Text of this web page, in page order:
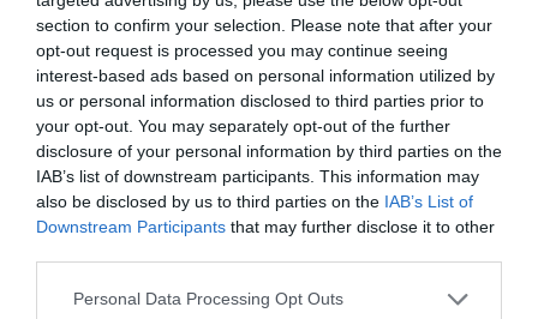
section to confirm your selection. Please note that after your
opt-out request is processed you may continue seeing
interest-based ads based on personal information utilized by
us or personal information disclosed to third parties prior to
your opt-out. You may separately opt-out of the further
disclosure of your personal information by third parties on the
IAB’s list of downstream participants. This information may
also be disclosed by us to third parties on the IAB’s List of
Downstream Participants that may further disclose it to other
Please note that this website/app uses one or more Google
Personal Data Processing Opt Outs